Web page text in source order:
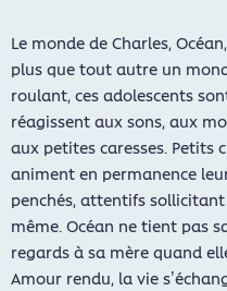
Le monde de Charles,
plus que tout autre un
roulant, ces adolescents
réagissent aux sons, aux
aux petites caresses. Petits
animent en permanence
penchés, attentifs
même. Océan ne tient pas
regards à sa mère quand
Amour rendu, la vie